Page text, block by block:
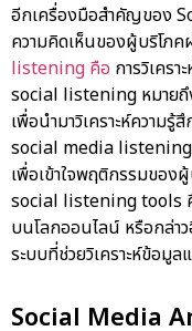
อีกเครื่องมือสำคัญของ
ความคิดเห็นของผู้บริโภค
listening คือ การวิเคร
social listening หมาย
เพื่อนำมาวิเคราะห์ควา
social media
เพื่อเข้าใจพฤติกรรมของ
social listening tools
บนโลกออนไลน์ หรือกล่า
ระบบที่ช่วยวิเคราะห์ข้อมู
Social Media